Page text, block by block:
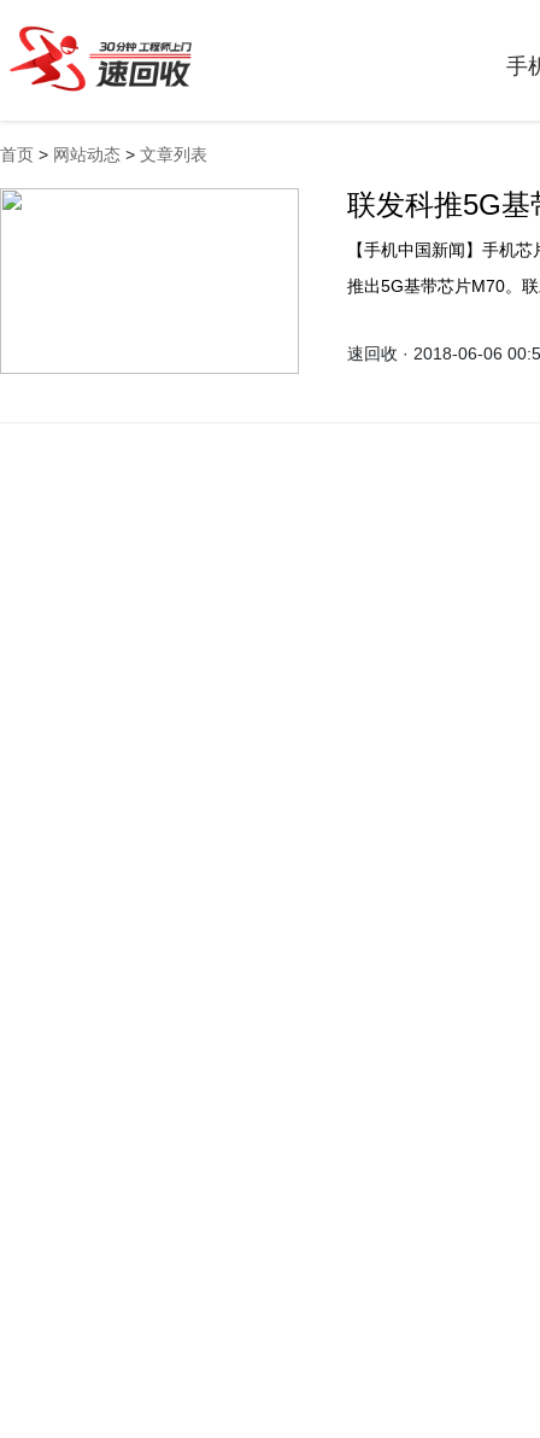
手
首页 > 网站动态 > 文章列表
联发科推5G
【手机中国新闻】手机
推出5G基带芯片M70。
智慧家庭等领域把5G、
速回收 · 2018-06-06